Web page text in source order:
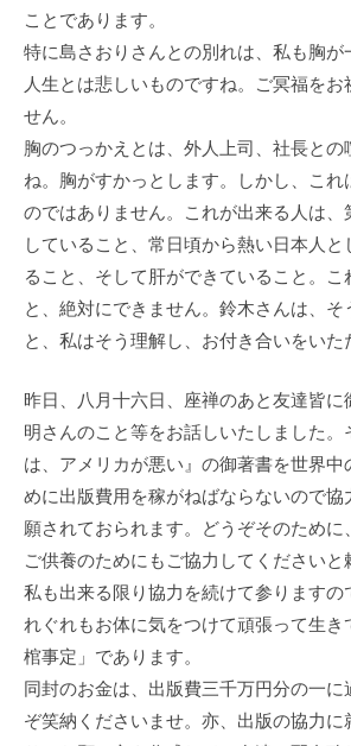
ことであります。
特に島さおりさんとの別れは、私も胸が
人生とは悲しいものですね。ご冥福をお
せん。
胸のつっかえとは、外人上司、社長と
ね。胸がすかっとします。しかし、これ
のではありません。これが出来る人は、
していること、常日頃から熱い日本人
ること、そして肝ができていること。こ
と、絶対にできません。鈴木さんは、そ
と、私はそう理解し、お付き合いをいた
昨日、八月十六日、座禅のあと友達皆に
明さんのこと等をお話しいたしました
は、アメリカが悪い』の御著書を世界中
めに出版費用を稼がねばならないので
願されておられます。どうぞそのため
ご供養のためにもご協力してくださいと
私も出来る限り協力を続けて参りますの
れぐれもお体に気をつけて頑張って生
棺事定」であります。
同封のお金は、出版費三千万円分の一に
ぞ笑納くださいませ。亦、出版の協力に